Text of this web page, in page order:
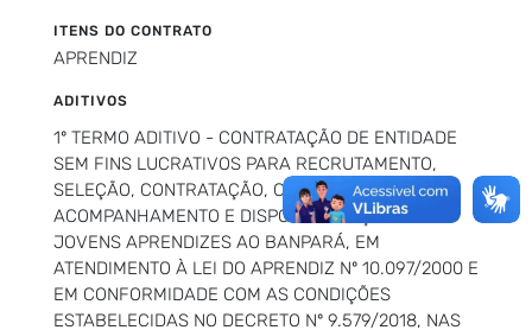
ITENS DO CONTRATO
APRENDIZ
ADITIVOS
1º TERMO ADITIVO - CONTRATAÇÃO DE ENTIDADE
SEM FINS LUCRATIVOS PARA RECRUTAMENTO,
SELEÇÃO, CONTRATAÇÃO, CAPACITAÇÃO,
ACOMPANHAMENTO E DISPONIBILIZAÇÃO DE
JOVENS APRENDIZES AO BANPARÁ, EM
ATENDIMENTO À LEI DO APRENDIZ Nº 10.097/2000 E
EM CONFORMIDADE COM AS CONDIÇÕES
ESTABELECIDAS NO DECRETO Nº 9.579/2018, NAS